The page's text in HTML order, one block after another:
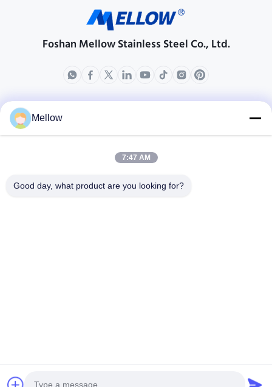
Foshan Mellow Stainless Steel Co., Ltd.
produits
Profil d'entreprise
Visite d'usine
Cas
Politique en matière de protection de la vie privée Droit d'auteur © 2025-2026
Mellow
7:47 AM
Good day, what product are you looking for?